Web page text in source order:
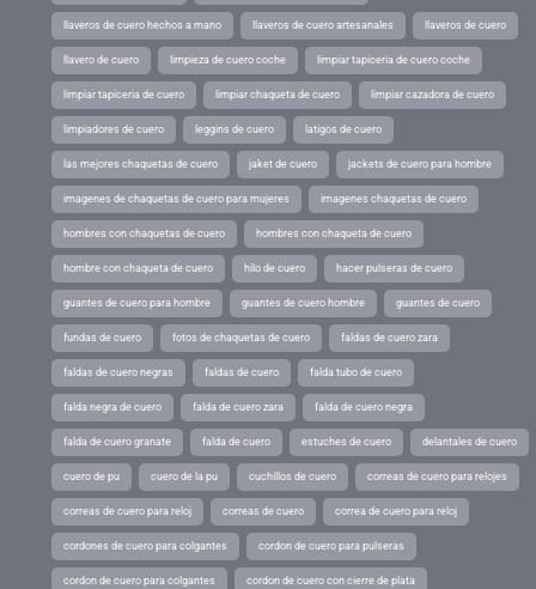
llaveros de cuero hechos a mano llaveros de cuero artesanales llaveros de cuero
llavero de cuero limpieza de cuero coche limpiar tapiceria de cuero coche
limpiar tapiceria de cuero limpiar chaqueta de cuero limpiar cazadora de cuero
limpiadores de cuero leggins de cuero latigos de cuero
las mejores chaquetas de cuero jaket de cuero jackets de cuero para hombre
imagenes de chaquetas de cuero para mujeres imagenes chaquetas de cuero
hombres con chaquetas de cuero hombres con chaqueta de cuero
hombre con chaqueta de cuero hilo de cuero hacer pulseras de cuero
guantes de cuero para hombre guantes de cuero hombre guantes de cuero
fundas de cuero fotos de chaquetas de cuero faldas de cuero zara
faldas de cuero negras faldas de cuero falda tubo de cuero
falda negra de cuero falda de cuero zara falda de cuero negra
falda de cuero granate falda de cuero estuches de cuero delantales de cuero
cuero de pu cuero de la pu cuchillos de cuero correas de cuero para relojes
correas de cuero para reloj correas de cuero correa de cuero para reloj
cordones de cuero para colgantes cordon de cuero para pulseras
cordon de cuero para colgantes cordon de cuero con cierre de plata